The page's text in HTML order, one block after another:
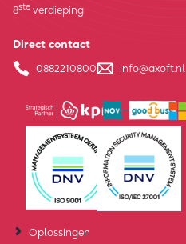
8ste verdieping
Direct contact
0882210800 info@axoft.nl
Oplossingen